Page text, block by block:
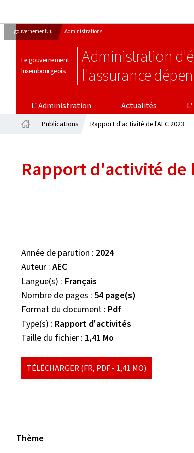
gouvernement.lu Administrations
Le gouvernement
luxembourgeois
Administration
l'assurance
L' Administration Actualités
Publications Rapport d'activité de l'AEC 2023
Rapport d'activité de
Année de parution 2024
Auteur AEC
Langue(s) Français
Nombre de pages 54 page(s)
Format du document Pdf
Type(s) Rapport d'activités
Taille du fichier 1,41 Mo
TÉLÉCHARGER(FR, PDF - 1,41 MO)
Thème